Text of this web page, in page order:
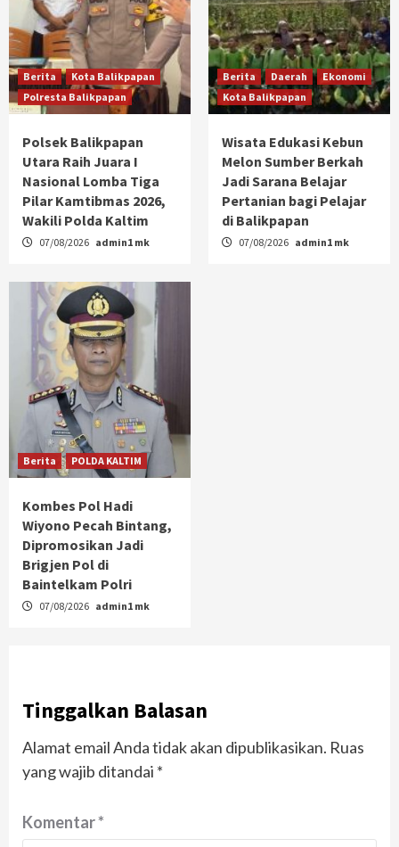
Berita
Kota Balikpapan
Polresta Balikpapan
Polsek Balikpapan
Utara Raih Juara I
Nasional Lomba Tiga
Pilar Kamtibmas 2026,
Wakili Polda Kaltim
07/08/2026 admin1 mk
Berita Daerah
Ekonomi
Kota Balikpapan
Wisata Edukasi Kebun
Melon Sumber Berkah
Jadi Sarana Belajar
Pertanian bagi Pelajar
di Balikpapan
07/08/2026 admin1 mk
Berita POLDA KALTIM
Kombes Pol Hadi
Wiyono Pecah Bintang,
Dipromosikan Jadi
Brigjen Pol di
Baintelkam Polri
07/08/2026 admin1 mk
Tinggalkan Balasan
Alamat email Anda tidak akan dipublikasikan. Ruas
yang wajib ditandai *
Komentar*